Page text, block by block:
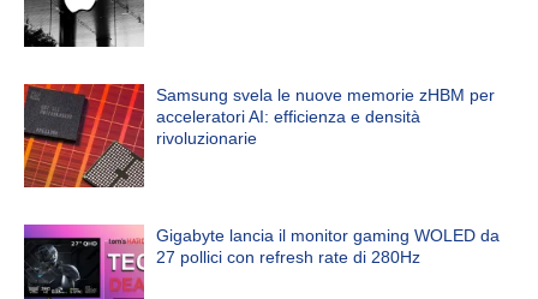
Samsung svela le nuove memorie zHBM per
acceleratori AI: efficienza e densità
rivoluzionarie
Gigabyte lancia il monitor gaming WOLED da
27 pollici con refresh rate di 280Hz